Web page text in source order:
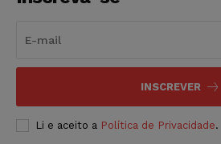
INSCREVER
Li e aceito a Política de Privacidade.